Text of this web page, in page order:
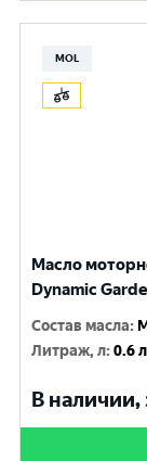
MOL
Масло
Dynamic
Состав масла:
Литраж, л:0.6 л
В наличии,